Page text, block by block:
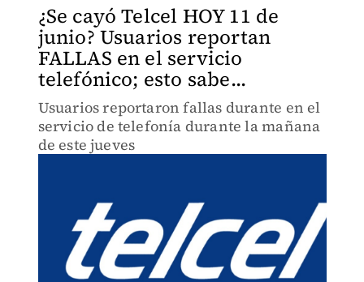
¿Se cayó Telcel HOY 11 de
junio? Usuarios reportan
FALLAS en el servicio
telefónico; esto sabe...
Usuarios reportaron fallas durante en el
servicio de telefonía durante la mañana
de este jueves